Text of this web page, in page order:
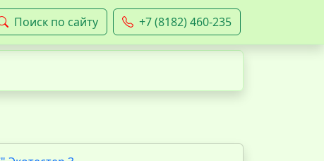
Поиск по сайту +7 (8182) 460-235